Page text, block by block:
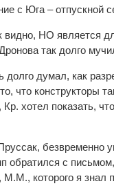
с Юга – отпускной
НО является
так долго
долго думал, как
что конструкторы
хотел показать,
безвременно
обратился с
М.М., которого я